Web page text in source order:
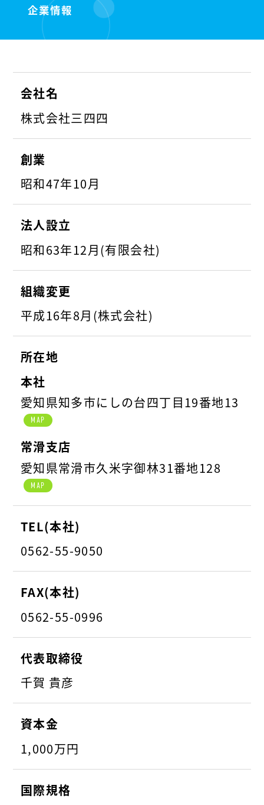
企業情報
会社名
株式会社三四四
創業
昭和47年10月
法人設立
昭和63年12月(有限会社)
組織変更
平成16年8月(株式会社)
所在地
本社
愛知県知多市にしの台四丁目19番地13
MAP
常滑支店
愛知県常滑市久米字御林31番地128
MAP
TEL(本社)
0562-55-9050
FAX(本社)
0562-55-0996
代表取締役
千賀 貴彦
資本金
1,000万円
国際規格